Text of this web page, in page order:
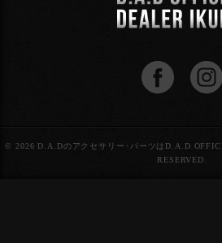
© 2026 D.A.Dのアクセサリー･パーツはD.A.D
RESERVED.